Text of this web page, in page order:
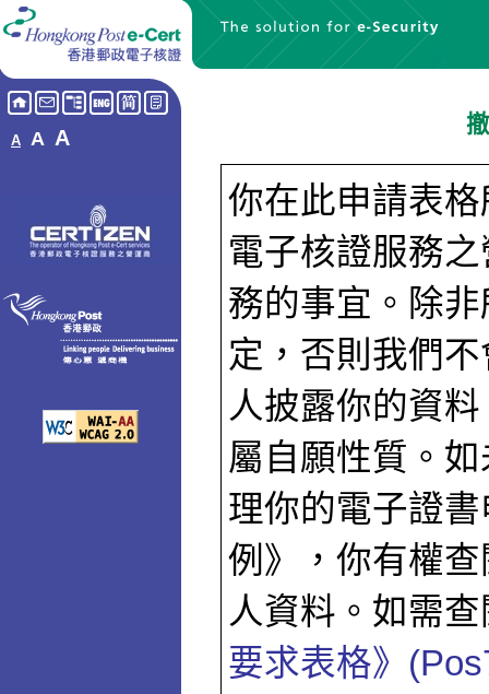
A A A
你在此申請表
電子核證服務
務的事宜。除
定，否則我們
人披露你的資
屬自願性質。
理你的電子證
例》，你有權
人資料。如需
要求表格》